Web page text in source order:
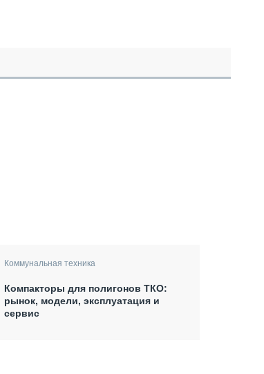
Коммунальная техника
Компакторы для полигонов ТКО:
рынок, модели, эксплуатация и
сервис